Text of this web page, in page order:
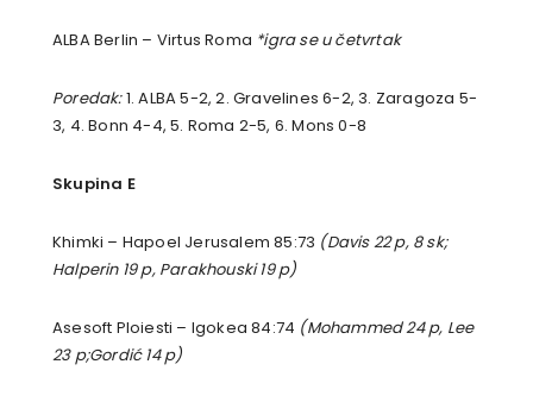
ALBA Berlin – Virtus Roma *igra se u četvrtak
Poredak:1. ALBA 5-2, 2. Gravelines 6-2, 3. Zaragoza 5-
3, 4. Bonn 4-4, 5. Roma 2-5, 6. Mons 0-8
Skupina E
Khimki – Hapoel Jerusalem 85:73 (Davis 22 p, 8 sk;
Halperin 19 p, Parakhouski 19 p)
Asesoft Ploiesti – Igokea 84:74 (Mohammed 24 p, Lee
23 p;Gordić 14 p)